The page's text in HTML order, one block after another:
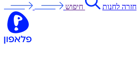
חזרה לחנות חיפוש